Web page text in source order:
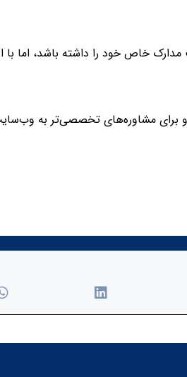
خاص خود را داشته باشد، اما
و برای مشاوره‌های تخصصی‌تر به